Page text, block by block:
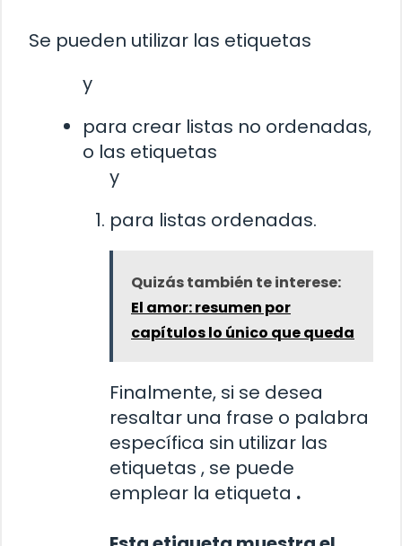
Se pueden utilizar las etiquetas
y
para crear listas no ordenadas,
o las etiquetas
y
para listas ordenadas.
Quizás también te interese:
El amor: resumen por
capítulos lo único que queda
Finalmente, si se desea
resaltar una frase o palabra
específica sin utilizar las
etiquetas , se puede
emplear la etiqueta .